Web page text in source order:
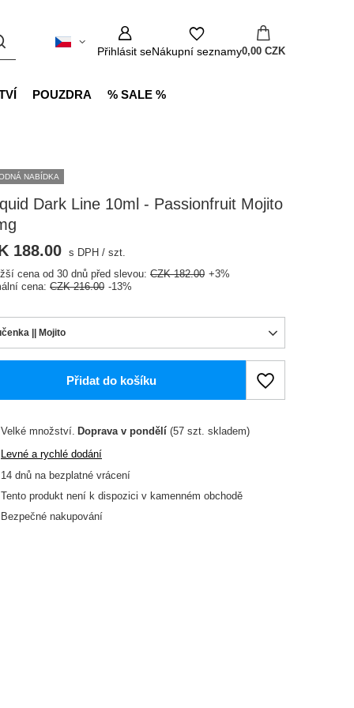
Přihlásit seNákupní seznamy0,00 CZK
POUZDRA % SALE %
NABÍDKA
Dark Line 10ml - Passionfruit Mojito
|| Mojito
188.00 s DPH /szt.
cena od 30 dnů před slevou:CZK 182.00 +3%
cena:CZK 216.00 -13%
Přidat do košíku
Velké množství Dopravav pondělí (57 szt. skladem)
Levné a rychlé dodání
14 dnů na bezplatné vrácení
Tento produkt není k dispozici v kamenném obchodě
Bezpečné nakupování